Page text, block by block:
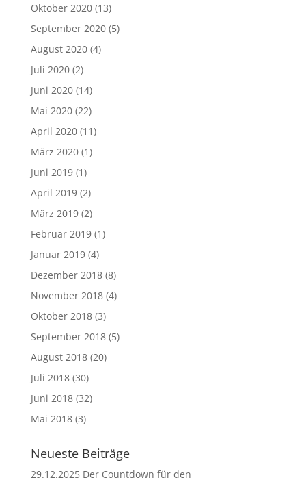
Oktober 2020(13)
September 2020(5)
August 2020(4)
Juli 2020(2)
Juni 2020(14)
Mai 2020(22)
April 2020(11)
März 2020(1)
Juni 2019(1)
April 2019(2)
März 2019(2)
Februar 2019(1)
Januar 2019(4)
Dezember 2018(8)
November 2018(4)
Oktober 2018(3)
September 2018(5)
August 2018(20)
Juli 2018(30)
Juni 2018(32)
Mai 2018(3)
Neueste Beiträge
29.12.2025 Der Countdown für den